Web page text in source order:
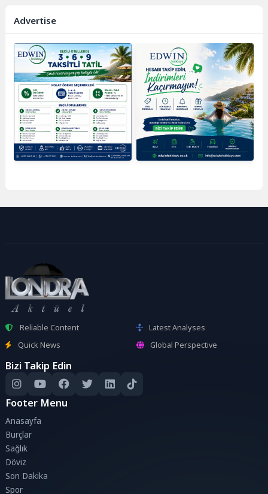
Advertise
Reliable Content
Latest Analyses
Quick News
Global Perspective
Bizi Takip Edin
Footer Menu
Anasayfa
Burçlar
Sağlık
Döviz
Son Dakika
Spor